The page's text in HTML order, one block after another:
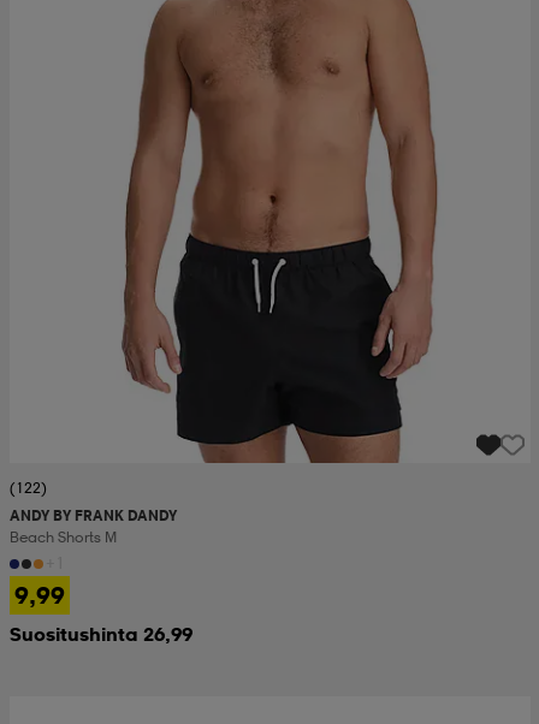
(122)
ANDY BY FRANK DANDY
Beach Shorts M
9,99
Suositushinta 26,99